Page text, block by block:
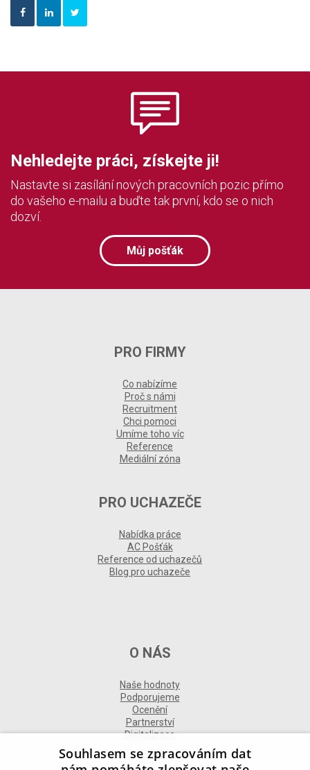
Nehledejte práci, získejte ji!
Nastavte si zasílání nových pracovních pozic přímo
do vašeho e-mailu a buďte tak první, kdo se o nich
dozví.
Můj pošťák
PRO FIRMY
Co nabízíme
Proč s námi
Recruitment
Chci pomoci
Umíme toho víc
Reference
Mediální zóna
PRO UCHAZEČE
Nabídka práce
AC Pošťák
Reference od uchazečů
Blog pro uchazeče
O NÁS
Naše hodnoty
Podporujeme
Ocenění
Partnerství
Digitalizace
Souhlasem se zpracováním dat